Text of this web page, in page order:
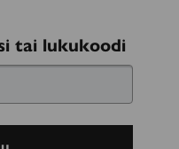
tai lukukoodi